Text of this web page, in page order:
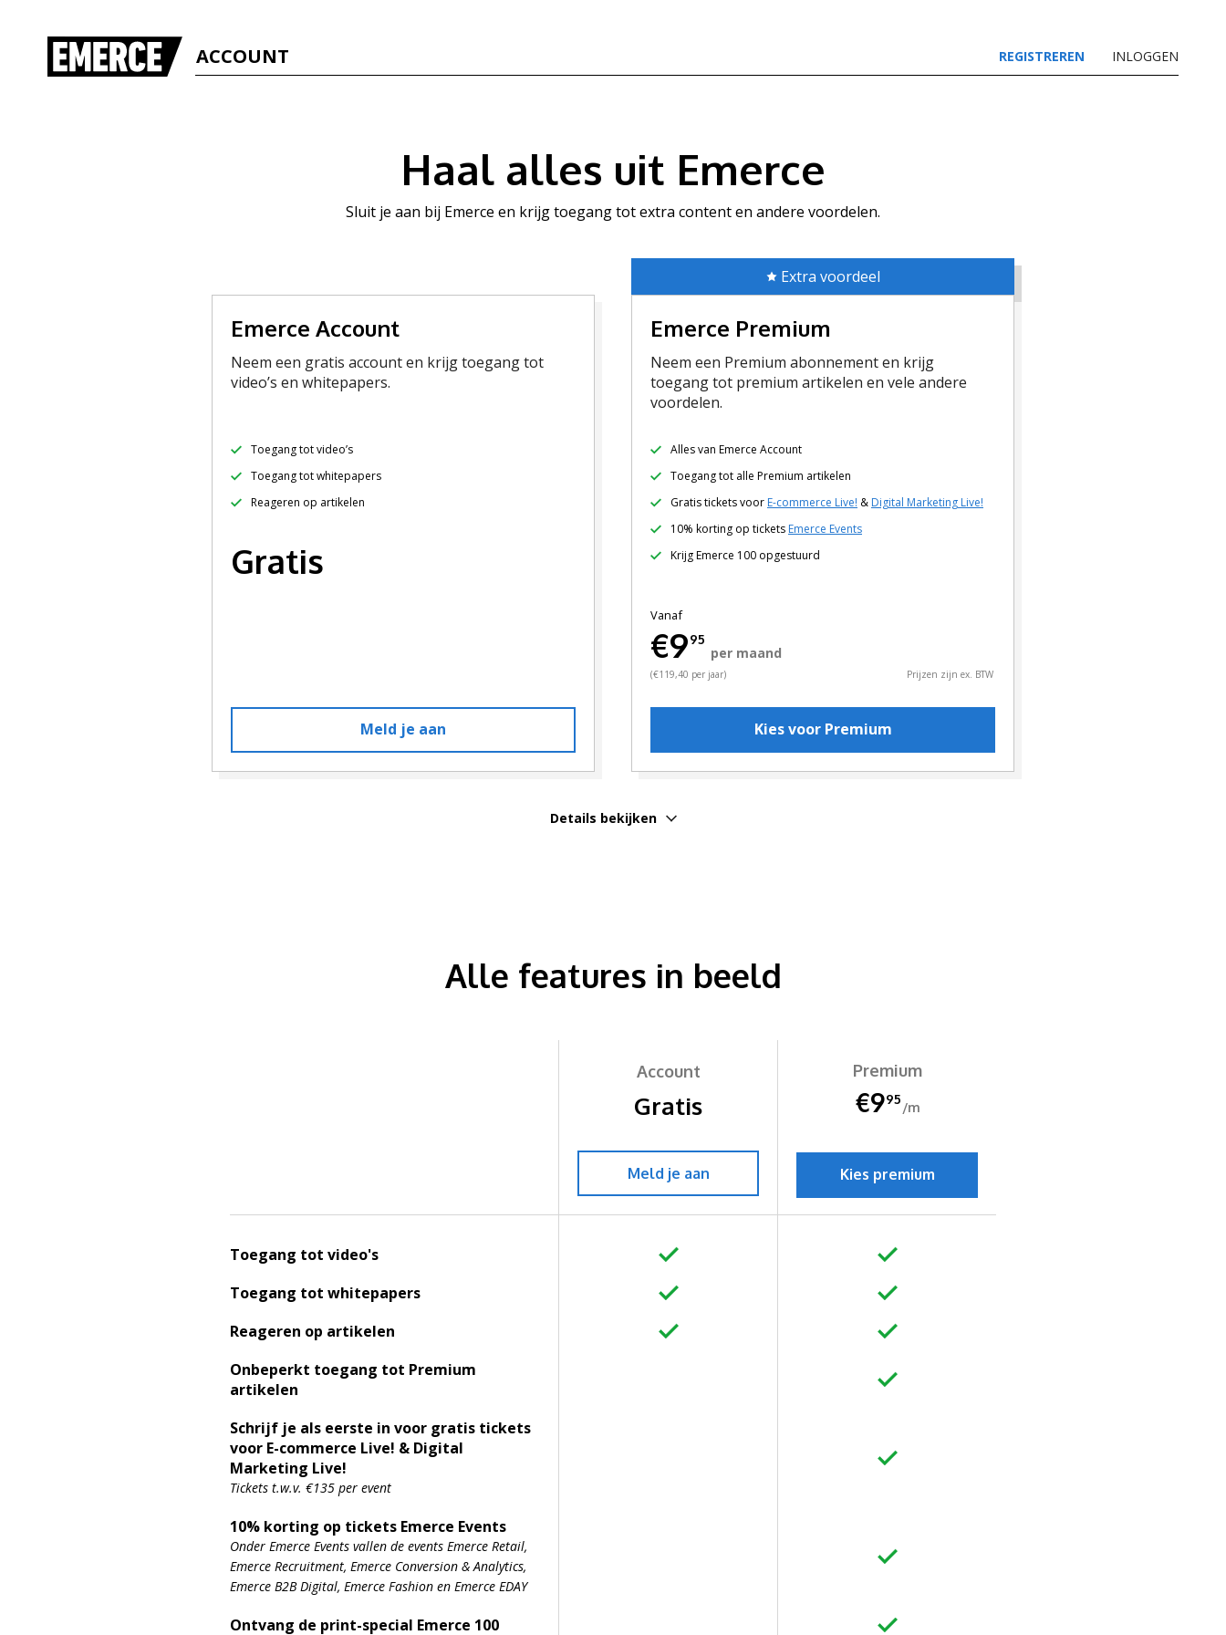
ACCOUNT REGISTREREN INLOGGEN
Haal alles uit Emerce
Sluit je aan bij Emerce en krijg toegang tot extra content en andere voordelen.
Emerce Account
Neem een gratis account en krijg toegang tot
video’s en whitepapers.
Toegang tot video’s
Toegang tot whitepapers
Reageren op artikelen
Gratis
Meld je aan
Extra voordeel
Emerce Premium
Neem een Premium abonnement en krijg
toegang tot premium artikelen en vele andere
voordelen.
Alles van Emerce Account
Toegang tot alle Premium artikelen
Gratis tickets voor E-commerce Live! & Digital Marketing Live!
10% korting op tickets Emerce Events
Krijg Emerce 100 opgestuurd
Vanaf
€995
per maand
(€119,40 per jaar) Prijzen zijn ex. BTW
Kies voor Premium
Details bekijken
Alle features in beeld
Account
Gratis
Meld je aan
Premium
€995
/m
Kies premium
Toegang tot video's
Toegang tot whitepapers
Reageren op artikelen
Onbeperkt toegang tot Premium
artikelen
Schrijf je als eerste in voor gratis tickets
voor E-commerce Live! & Digital
Marketing Live!
Tickets t.w.v. €135 per event
10% korting op tickets Emerce Events
Onder Emerce Events vallen de events Emerce Retail,
Emerce Recruitment, Emerce Conversion & Analytics,
Emerce B2B Digital, Emerce Fashion en Emerce EDAY
Ontvang de print-special Emerce 100